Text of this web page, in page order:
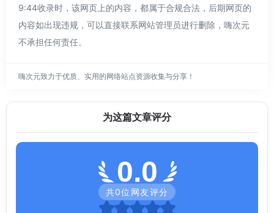
9:44收录时，该网页上的内容，都属于合规合法，后期网页的
内容如出现违规，可以直接联系网站管理员进行删除，嗨次元
不承担任何责任。
嗨次元致力于优质、实用的网络站点资源收集与分享！
为这篇文章评分
0.0
共0位网友评分